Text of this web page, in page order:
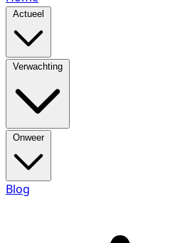
Actueel
Verwachting
Onweer
Blog